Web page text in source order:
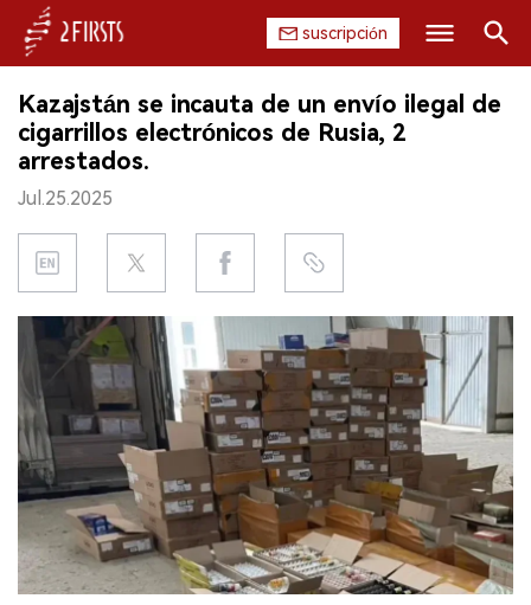
suscripción
INICIO
EMPRESA
PRODUCTO
REGULACIÓN
CHINA
DATOS
EXPOSICIÓN
ENTREVISTA
Buscar
Kazajstán se incauta de un envío ilegal de
cigarrillos electrónicos de Rusia, 2
arrestados.
Jul.25.2025